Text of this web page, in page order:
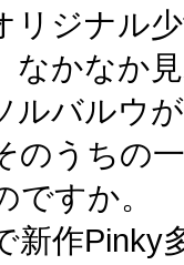
リジナル
なかなか
ルバルウ
のうちの
ですか。
新作Pinky